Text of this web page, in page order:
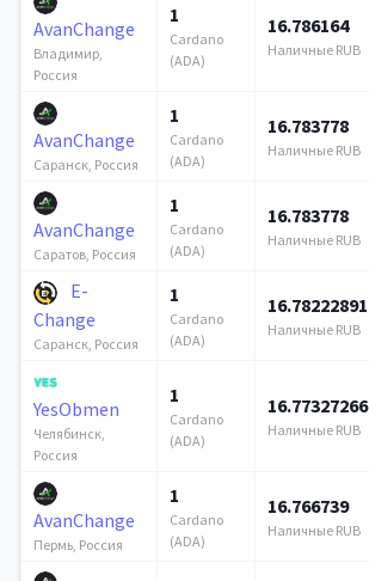
AvanChange
Владимир,
Россия
1
Cardano
(ADA)
16.786164
Наличные RUB
AvanChange
Саранск, Россия
1
Cardano
(ADA)
16.783778
Наличные RUB
AvanChange
Саратов, Россия
1
Cardano
(ADA)
16.783778
Наличные RUB
E-
Change
Саранск, Россия
1
Cardano
(ADA)
16.78222891
Наличные RUB
YesObmen
Челябинск,
Россия
1
Cardano
(ADA)
16.77327266
Наличные RUB
AvanChange
Пермь, Россия
1
Cardano
(ADA)
16.766739
Наличные RUB